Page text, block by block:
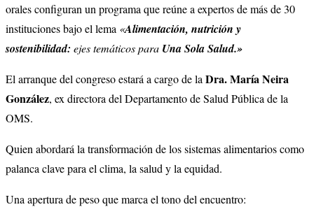
orales configuran un programa que reúne a expertos de más de 30
instituciones bajo el lema «Alimentación, nutrición y
sostenibilidad: ejes temáticos para Una Sola Salud.»
El arranque del congreso estará a cargo de la Dra. María Neira
González, ex directora del Departamento de Salud Pública de la
OMS.
Quien abordará la transformación de los sistemas alimentarios como
palanca clave para el clima, la salud y la equidad.
Una apertura de peso que marca el tono del encuentro: